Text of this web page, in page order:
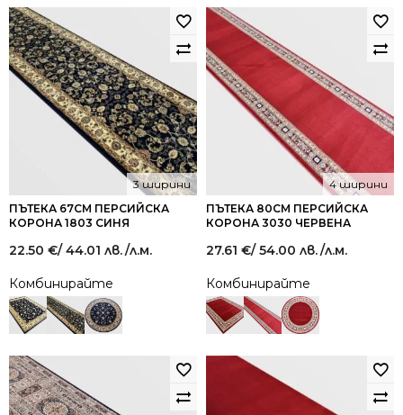
ПЪТЕКА 67СМ ПЕРСИЙСКА
КОРОНА 1803 СИНЯ
3 ширини
22.50 €/ 44.01 лв./л.м.
Комбинирайте
ПЪТЕКА 80СМ ПЕРСИЙСКА
КОРОНА 3030 ЧЕРВЕНА
4 ширини
27.61 €/ 54.00 лв./л.м.
Комбинирайте